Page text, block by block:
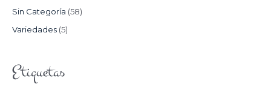
Sin Categoría (58)
Variedades (5)
Etiquetas